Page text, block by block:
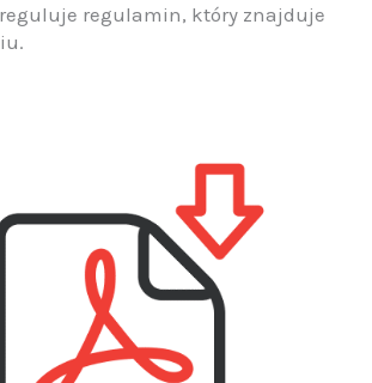
regulamin, który znajduje